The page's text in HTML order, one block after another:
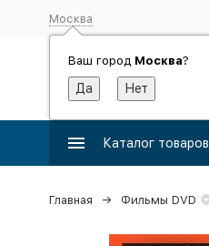
Москва
Ваш город Москва?
Каталог товаров
Главная Фильмы DVD